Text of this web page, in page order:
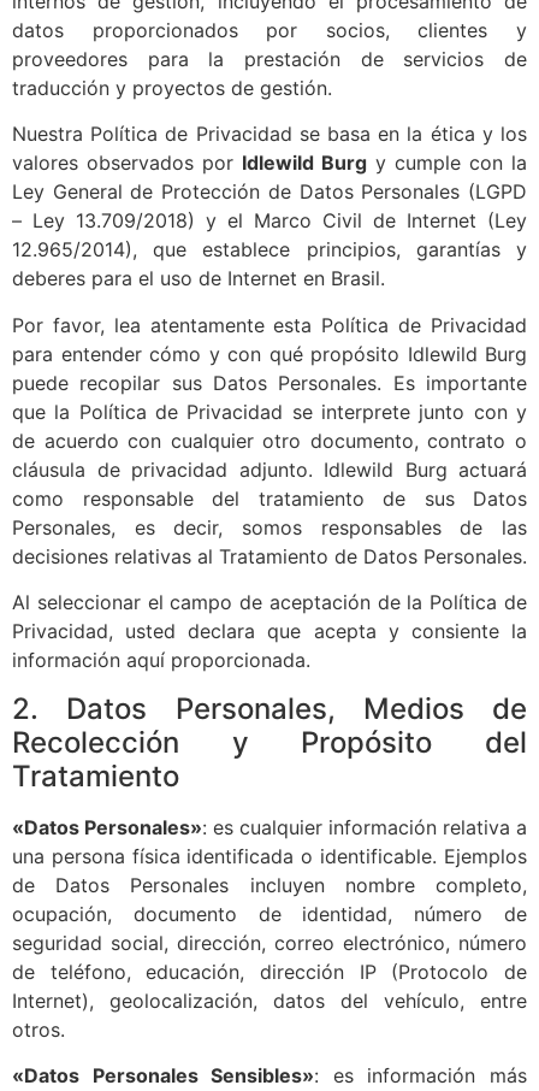
datos proporcionados por socios, clientes y
proveedores para la prestación de servicios de
traducción y proyectos de gestión.
Nuestra Política de Privacidad se basa en la ética y los
valores observados por Idlewild Burg y cumple con la
Ley General de Protección de Datos Personales (LGPD
– Ley 13.709/2018) y el Marco Civil de Internet (Ley
12.965/2014), que establece principios, garantías y
deberes para el uso de Internet en Brasil.
Por favor, lea atentamente esta Política de Privacidad
para entender cómo y con qué propósito Idlewild Burg
puede recopilar sus Datos Personales. Es importante
que la Política de Privacidad se interprete junto con y
de acuerdo con cualquier otro documento, contrato o
cláusula de privacidad adjunto. Idlewild Burg actuará
como responsable del tratamiento de sus Datos
Personales, es decir, somos responsables de las
decisiones relativas al Tratamiento de Datos Personales.
Al seleccionar el campo de aceptación de la Política de
Privacidad, usted declara que acepta y consiente la
información aquí proporcionada.
2. Datos Personales, Medios de
Recolección y Propósito del
Tratamiento
«Datos Personales»: es cualquier información relativa a
una persona física identificada o identificable. Ejemplos
de Datos Personales incluyen nombre completo,
ocupación, documento de identidad, número de
seguridad social, dirección, correo electrónico, número
de teléfono, educación, dirección IP (Protocolo de
Internet), geolocalización, datos del vehículo, entre
otros.
«Datos Personales Sensibles»: es información más